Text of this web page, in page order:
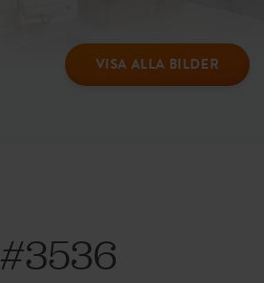
VISA ALLA BILDER
#3536